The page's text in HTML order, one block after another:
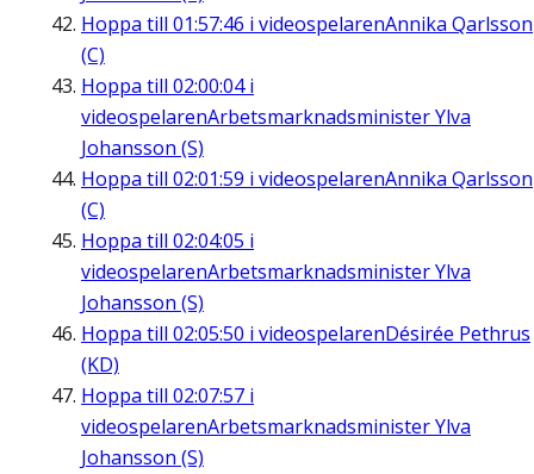
Hoppa till 01:57:46 i videospelarenAnnika Qarlsson
(C)
Hoppa till 02:00:04i
videospelarenArbetsmarknadsminister Ylva
Johansson (S)
Hoppa till 02:01:59 i videospelarenAnnika Qarlsson
(C)
Hoppa till 02:04:05 i
videospelarenArbetsmarknadsminister Ylva
Johansson (S)
Hoppa till 02:05:50 i videospelarenDésirée Pethrus
(KD)
Hoppa till 02:07:57 i
videospelarenArbetsmarknadsminister Ylva
Johansson (S)